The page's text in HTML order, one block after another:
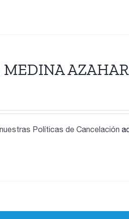
Políticas de Cancelación